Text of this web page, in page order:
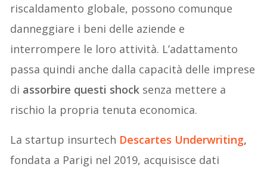
riscaldamento globale, possono comunque
danneggiare i beni delle aziende e
interrompere le loro attività. L’adattamento
passa quindi anche dalla capacità delle imprese
di assorbire questi shock senza mettere a
rischio la propria tenuta economica.
La startup insurtech Descartes Underwriting,
fondata a Parigi nel 2019, acquisisce dati